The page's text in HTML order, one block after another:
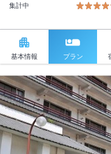
集計中
基本情報 プラン